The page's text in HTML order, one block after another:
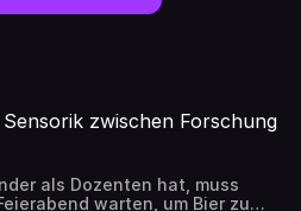
zwischen Forschung
als Dozenten hat, muss
warten, um Bier zu